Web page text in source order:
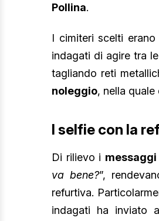
Pollina.
I cimiteri scelti
indagati di agire tra
tagliando reti
noleggio, nella
I selfie con la
Di rilievo i messaggi
va bene?”,
refurtiva.
indagati ha inviato